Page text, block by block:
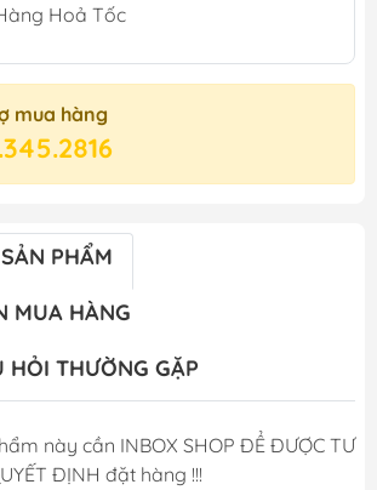
Hoả Tốc
mua hàng
PHẨM
MUA HÀNG
HỎI THƯỜNG GẶP
này cần INBOX SHOP ĐỂ ĐƯỢC TƯ
ĐỊNH đặt hàng !!!